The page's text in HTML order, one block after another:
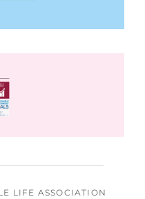
LIFE ASSOCIATION